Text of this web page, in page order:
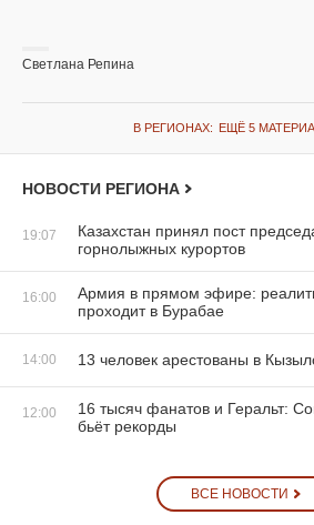
Светлана Репина
В РЕГИОНАХ: ЕЩЁ 5
НОВОСТИ РЕГИОНА
19:07
Казахстан принял пост
горнолыжных курортов
16:00
Армия в прямом эфире:
проходит в Бурабае
14:00 13 человек арестованы в
12:00
16 тысяч фанатов и Геральт:
бьёт рекорды
ВСЕ НОВОСТИ